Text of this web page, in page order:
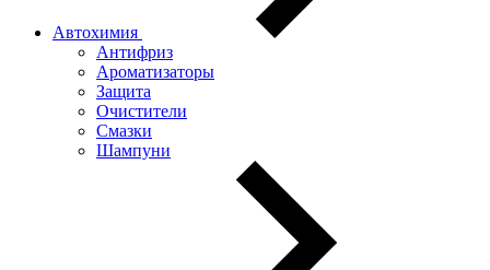
Автохимия
Антифриз
Ароматизаторы
Защита
Очистители
Смазки
Шампуни